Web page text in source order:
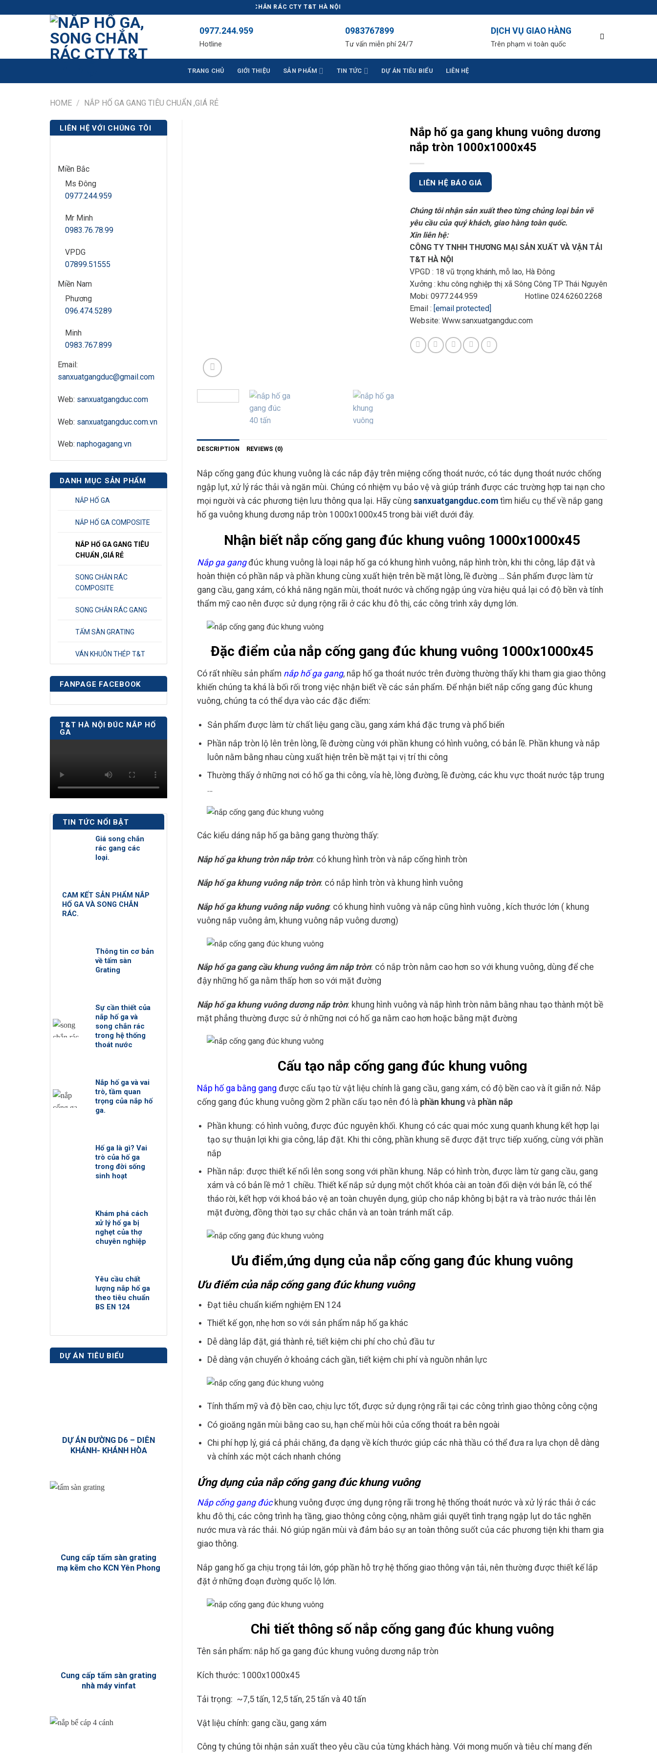
NẮP HỐ GA, SONG CHẮN RÁC CTY T&T HÀ NỘI
0977.244.959
Hotline
0983767899
Tư vấn miễn phí 24/7
DỊCH VỤ GIAO HÀNG
Trên phạm vi toàn quốc
TRANG CHỦ GIỚI THIỆU SẢN PHẨM TIN TỨC DỰ ÁN TIÊU BIỂU LIÊN HỆ
HOME / NẮP HỐ GA GANG TIÊU CHUẨN ,GIÁ RẺ
LIÊN HỆ VỚI CHÚNG TÔI
Miền Bắc
Ms Đông
0977.244.959
Mr Minh
0983.76.78.99
VPDG
07899.51555
Miền Nam
Phương
096.474.5289
Minh
0983.767.899
Email:
sanxuatgangduc@gmail.com
Web: sanxuatgangduc.com
Web: sanxuatgangduc.com.vn
Web: naphogagang.vn
DANH MỤC SẢN PHẨM
NẮP HỐ GA
NẮP HỐ GA COMPOSITE
NẮP HỐ GA GANG TIÊU
CHUẨN ,GIÁ RẺ
SONG CHẮN RÁC
COMPOSITE
SONG CHẮN RÁC GANG
TẤM SÀN GRATING
VÁN KHUÔN THÉP T&T
FANPAGE FACEBOOK
T&T HÀ NỘI ĐÚC NẮP HỐ
GA
TIN TỨC NỔI BẬT
Giá song chắn
rác gang các
loại.
CAM KẾT SẢN PHẨM NẮP
HỐ GA VÀ SONG CHẮN
RÁC.
Thông tin cơ bản
về tấm sàn
Grating
Sự cần thiết của
nắp hố ga và
song chắn rác
trong hệ thống
thoát nước
Nắp hố ga và vai
trò, tầm quan
trọng của nắp hố
ga.
Hố ga là gì? Vai
trò của hố ga
trong đời sống
sinh hoạt
Khám phá cách
xử lý hố ga bị
nghẹt của thợ
chuyên nghiệp
Yêu cầu chất
lượng nắp hố ga
theo tiêu chuẩn
BS EN 124
DỰ ÁN TIÊU BIỂU
DỰ ÁN ĐƯỜNG D6 – DIÊN
KHÁNH- KHÁNH HÒA
Cung cấp tấm sàn grating
mạ kẽm cho KCN Yên Phong
Cung cấp tấm sàn grating
nhà máy vinfat
Nắp hố ga gang khung vuông dương
nắp tròn 1000x1000x45
LIÊN HỆ BÁO GIÁ
Chúng tôi nhận sản xuất theo từng chủng loại bản vẽ
yêu cầu của quý khách, giao hàng toàn quốc.
Xin liên hệ:
CÔNG TY TNHH THƯƠNG MẠI SẢN XUẤT VÀ VẬN TẢI
T&T HÀ NỘI
VPGD : 18 vũ trọng khánh, mỗ lao, Hà Đông
Xưởng : khu công nghiệp thị xã Sông Công TP Thái Nguyên
Mobi: 0977.244.959 Hotline 024.6260.2268
Email : [email protected]
Website: Www.sanxuatgangduc.com
DESCRIPTION REVIEWS (0)
Nắp cống gang đúc khung vuông là các nắp đậy trên miệng cống thoát nước, có tác dụng thoát nước chống
ngập lụt, xử lý rác thải và ngăn mùi. Chúng có nhiệm vụ bảo vệ và giúp tránh được các trường hợp tai nạn cho
mọi người và các phương tiện lưu thông qua lại. Hãy cùng sanxuatgangduc.com tìm hiểu cụ thể về nắp gang
hố ga vuông khung dương nắp tròn 1000x1000x45 trong bài viết dưới đây.
Nhận biết nắp cống gang đúc khung vuông 1000x1000x45
Nắp ga gangđúc khung vuông là loại nắp hố ga có khung hình vuông, nắp hình tròn, khi thi công, lắp đặt và
hoàn thiện có phần nắp và phần khung cùng xuất hiện trên bề mặt lòng, lề đường … Sản phẩm được làm từ
gang cầu, gang xám, có khả năng ngăn mùi, thoát nước và chống ngập úng vừa hiệu quả lại có độ bền và tính
thẩm mỹ cao nên được sử dụng rộng rãi ở các khu đô thị, các công trình xây dựng lớn.
Đặc điểm của nắp cống gang đúc khung vuông 1000x1000x45
Có rất nhiều sản phẩm nắp hố ga gang, nắp hố ga thoát nước trên đường thường thấy khi tham gia giao thông
khiến chúng ta khá là bối rối trong việc nhận biết về các sản phẩm. Để nhận biết nắp cống gang đúc khung
vuông, chúng ta có thể dựa vào các đặc điểm:
Sản phẩm được làm từ chất liệu gang cầu, gang xám khá đặc trưng và phổ biến
Phần nắp tròn lộ lên trên lòng, lề đường cùng với phần khung có hình vuông, có bản lề. Phần khung và nắp
luôn nằm bằng nhau cùng xuất hiện trên bề mặt tại vị trí thi công
Thường thấy ở những nơi có hố ga thi công, vỉa hè, lòng đường, lề đường, các khu vực thoát nước tập trung
…
Các kiểu dáng nắp hố ga bằng gang thường thấy:
Nắp hố ga khung tròn nắp tròn: có khung hình tròn và nắp cống hình tròn
Nắp hố ga khung vuông nắp tròn: có nắp hình tròn và khung hình vuông
Nắp hố ga khung vuông nắp vuông: có khung hình vuông và nắp cũng hình vuông , kích thước lớn ( khung
vuông nắp vuông âm, khung vuông nắp vuông dương)
Nắp hố ga gang cầu khung vuông âm nắp tròn: có nắp tròn nằm cao hơn so với khung vuông, dùng để che
đậy những hố ga nằm thấp hơn so với mặt đường
Nắp hố ga khung vuông dương nắp tròn: khung hình vuông và nắp hình tròn nằm bằng nhau tạo thành một bề
mặt phẳng thường được sử ở những nơi có hố ga nằm cao hơn hoặc bằng mặt đường
Cấu tạo nắp cống gang đúc khung vuông
Nắp hố ga bằng gang được cấu tạo từ vật liệu chính là gang cầu, gang xám, có độ bền cao và ít giãn nở. Nắp
cống gang đúc khung vuông gồm 2 phần cấu tạo nên đó là phần khung và phần nắp
Phần khung: có hình vuông, được đúc nguyên khối. Khung có các quai móc xung quanh khung kết hợp lại
tạo sự thuận lợi khi gia công, lắp đặt. Khi thi công, phần khung sẽ được đặt trực tiếp xuống, cùng với phần
nắp
Phần nắp: được thiết kế nổi lên song song với phần khung. Nắp có hình tròn, được làm từ gang cầu, gang
xám và có bản lề mở 1 chiều. Thiết kế nắp sử dụng một chốt khóa cài an toàn đối diện với bản lề, có thể
tháo rời, kết hợp với khoá bảo vệ an toàn chuyên dụng, giúp cho nắp không bị bật ra và trào nước thải lên
mặt đường, đồng thời tạo sự chắc chắn và an toàn tránh mất cắp.
Ưu điểm,ứng dụng của nắp cống gang đúc khung vuông
Ưu điểm của nắp cống gang đúc khung vuông
Đạt tiêu chuẩn kiểm nghiệm EN 124
Thiết kế gọn, nhẹ hơn so với sản phẩm nắp hố ga khác
Dễ dàng lắp đặt, giá thành rẻ, tiết kiệm chi phí cho chủ đầu tư
Dễ dàng vận chuyển ở khoảng cách gần, tiết kiệm chi phí và nguồn nhân lực
Tính thẩm mỹ và độ bền cao, chịu lực tốt, được sử dụng rộng rãi tại các công trình giao thông công cộng
Có gioăng ngăn mùi bằng cao su, hạn chế mùi hôi của cống thoát ra bên ngoài
Chi phí hợp lý, giá cả phải chăng, đa dạng về kích thước giúp các nhà thầu có thể đưa ra lựa chọn dễ dàng
và chính xác một cách nhanh chóng
Ứng dụng của nắp cống gang đúc khung vuông
Nắp cống gang đúckhung vuông được ứng dụng rộng rãi trong hệ thống thoát nước và xử lý rác thải ở các
khu đô thị, các công trình hạ tầng, giao thông công cộng, nhằm giải quyết tình trạng ngập lụt do tắc nghẽn
nước mưa và rác thải. Nó giúp ngăn mùi và đảm bảo sự an toàn thông suốt của các phương tiện khi tham gia
giao thông.
Nắp gang hố ga chịu trọng tải lớn, góp phần hỗ trợ hệ thống giao thông vận tải, nên thường được thiết kế lắp
đặt ở những đoạn đường quốc lộ lớn.
Chi tiết thông số nắp cống gang đúc khung vuông
Tên sản phẩm: nắp hố ga gang đúc khung vuông dương nắp tròn
Kích thước: 1000x1000x45
Tải trọng: ~7,5 tấn, 12,5 tấn, 25 tấn và 40 tấn
Vật liệu chính: gang cầu, gang xám
Công ty chúng tôi nhận sản xuất theo yêu cầu của từng khách hàng. Với mong muốn và tiêu chí mang đến